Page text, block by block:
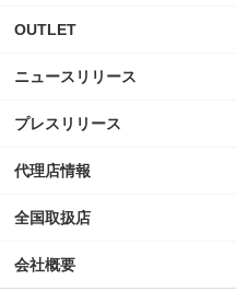
ニュースリリース
プレスリリース
代理店情報
全国取扱店
会社概要
OUTLET